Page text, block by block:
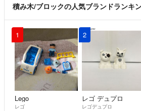
積み木/ブロックの人気ブランドランキ
1
Lego
レゴ
2
レゴ デュプロ
レゴデュプロ